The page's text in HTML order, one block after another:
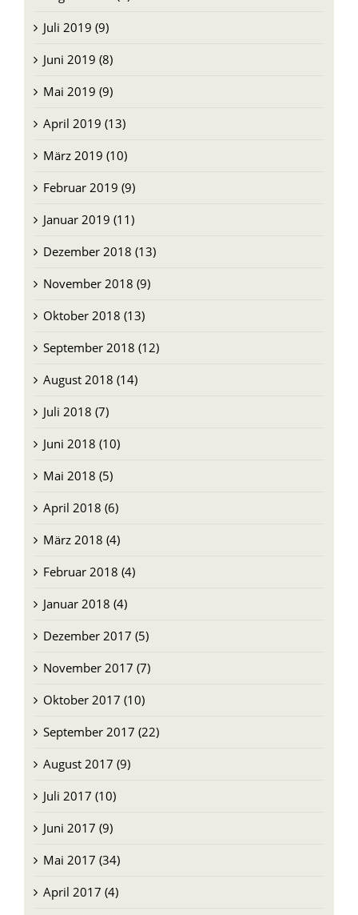
Juli 2019 (9)
Juni 2019 (8)
Mai 2019 (9)
April 2019 (13)
März 2019 (10)
Februar 2019 (9)
Januar 2019 (11)
Dezember 2018 (13)
November 2018 (9)
Oktober 2018 (13)
September 2018 (12)
August 2018 (14)
Juli 2018 (7)
Juni 2018 (10)
Mai 2018 (5)
April 2018 (6)
März 2018 (4)
Februar 2018 (4)
Januar 2018 (4)
Dezember 2017 (5)
November 2017 (7)
Oktober 2017 (10)
September 2017 (22)
August 2017 (9)
Juli 2017 (10)
Juni 2017 (9)
Mai 2017 (34)
April 2017 (4)